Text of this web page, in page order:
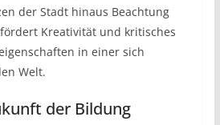
der Stadt hinaus Beachtung
Kreativität und kritisches
in einer sich
Welt.
der Bildung